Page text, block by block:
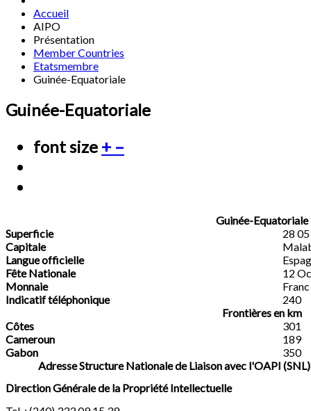
Accueil
AIPO
Présentation
Member Countries
Etatsmembre
Guinée-Equatoriale
Guinée-Equatoriale
font size + –
Guinée-Equatoriale
Superficie
28
Capitale
Langue officielle
Fête Nationale
12
Monnaie
Indicatif téléphonique
240
Frontières en km
Côtes
301
Cameroun
189
Gabon
350
Adresse Structure Nationale de Liaison avec l'OAPI
Direction Générale de la Propriété Intellectuelle